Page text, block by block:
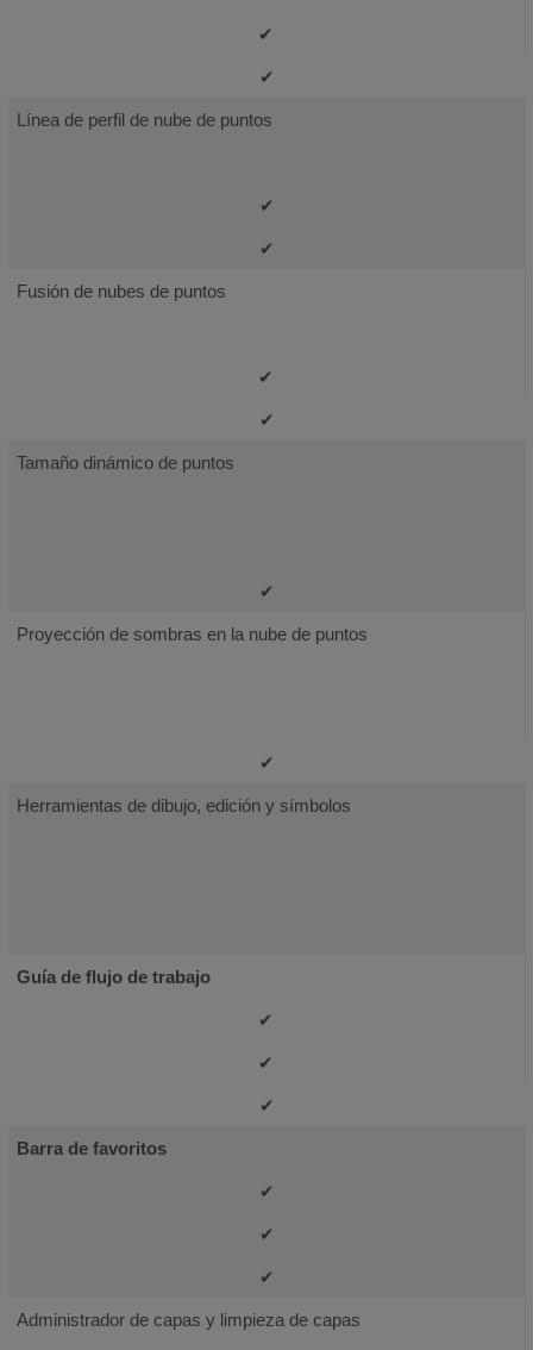
✔
✔
Línea de perfil de nube de puntos
✔
✔
Fusión de nubes de puntos
✔
✔
Tamaño dinámico de puntos
✔
Proyección de sombras en la nube de puntos
✔
Herramientas de dibujo, edición y símbolos
Guía de flujo de trabajo
✔
✔
✔
Barra de favoritos
✔
✔
✔
Administrador de capas y limpieza de capas